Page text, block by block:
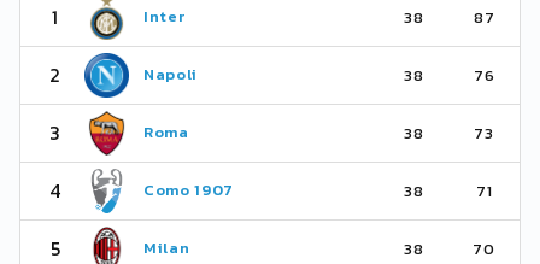
1 Inter 38 87
2 Napoli 38 76
3 Roma 38 73
4 Como 1907 38 71
5 Milan 38 70